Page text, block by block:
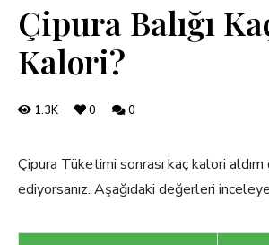
Çipura Balığı
Kalori?
1.3K 0 0
Çipura Tüketimi sonrası kaç kalori
ediyorsanız. Aşağıdaki değerleri